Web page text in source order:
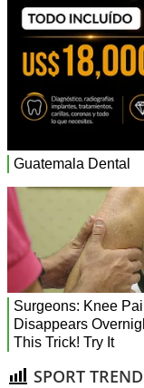
SPORT TREND